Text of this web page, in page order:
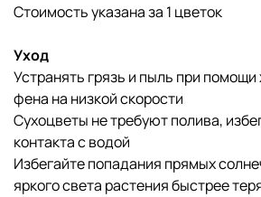
Стоимость указана за 1 цветок
Уход
Устранять грязь и пыль при помощи
фена на низкой скорости
Сухоцветы не требуют полива,
контакта с водой
Избегайте попадания прямых
яркого света растения быстрее